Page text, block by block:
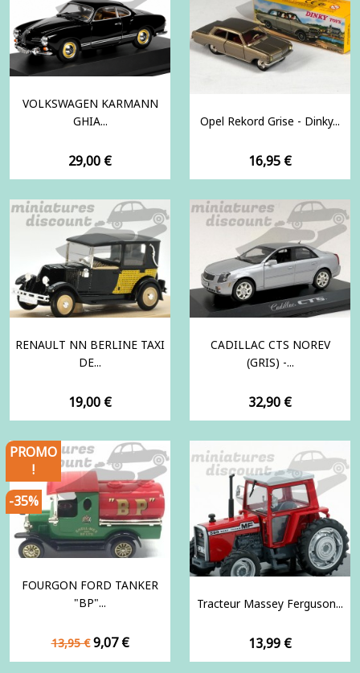
VOLKSWAGEN KARMANN
GHIA...
Prix
29,00 €
Opel Rekord Grise - Dinky...
Prix
16,95 €
RENAULT NN BERLINE TAXI
DE...
Prix
19,00 €
CADILLAC CTS NOREV
(GRIS) -...
Prix
32,90 €
FOURGON FORD TANKER
"BP"...
Prix
de
13,95 € Prix
9,07 €
PROMO
!
-35%
Tracteur Massey Ferguson...
Prix
13,99 €